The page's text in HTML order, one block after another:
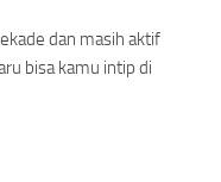
dan masih aktif
bisa kamu intip di